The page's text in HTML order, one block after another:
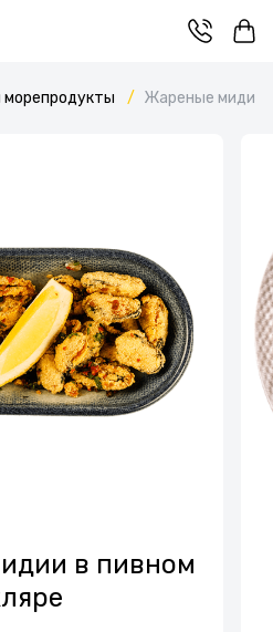
морепродукты Жареные мидии
в пивном